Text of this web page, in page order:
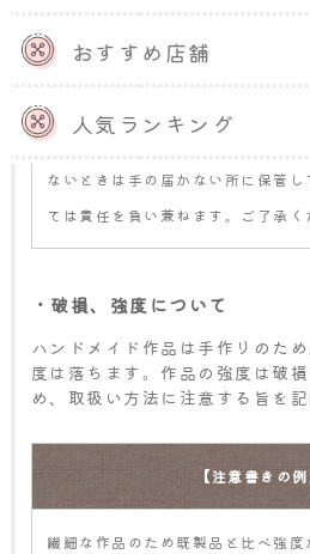
おすすめ店舗
人気ランキング
小さな子どもやペットが誤飲する可
ないときは手の届かない所に保管
ては責任を負い兼ねます。ご了承く
・破損、強度について
ハンドメイド作品は手作りのた
度は落ちます。作品の強度は破
め、取扱い方法に注意する旨を記
【注意書きの
繊細な作品のため既製品と比べ強